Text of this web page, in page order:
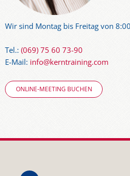
Wir sind Montag bis Freitag von
Tel.: (069) 75 60 73-90
E-Mail: info@kerntraining.com
ONLINE-MEETING BUCHEN